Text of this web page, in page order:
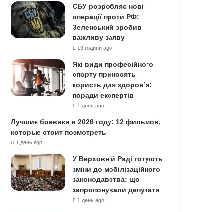
СБУ розробляє нові
операції проти РФ:
Зеленський зробив
важливу заяву
13 години ago
Які види професійного
спорту приносять
користь для здоров’я:
поради експертів
1 день ago
Лучшие боевики в 2026 году: 12 фильмов,
которые стоит посмотреть
1 день ago
У Верховній Раді готують
зміни до мобілізаційного
законодавства: що
запропонували депутати
1 день ago